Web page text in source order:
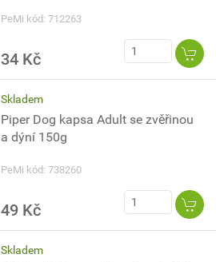
PeMi kód: 712263
34 Kč
Skladem
Piper Dog kapsa Adult se zvěřinou
a dýní 150g
PeMi kód: 738260
49 Kč
Skladem